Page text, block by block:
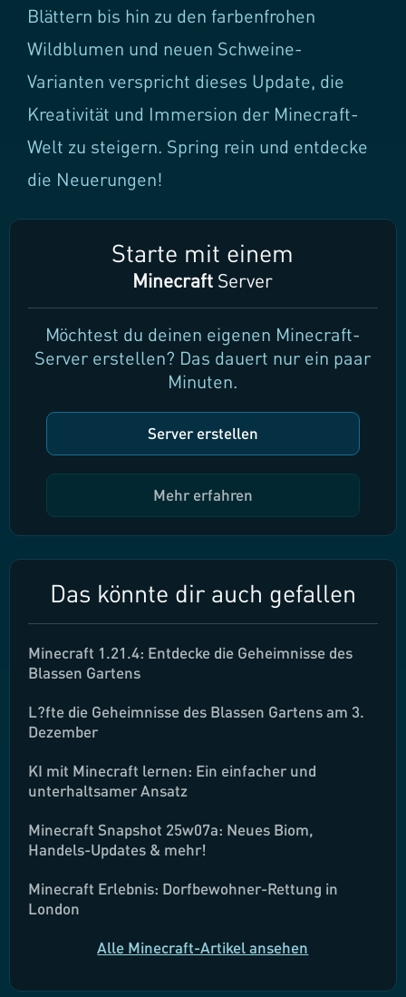
Blättern bis hin zu den farbenfrohen
Wildblumen und neuen Schweine-
Varianten verspricht dieses Update, die
Kreativität und Immersion der Minecraft-
Welt zu steigern. Spring rein und entdecke
die Neuerungen!
Starte mit einem
Minecraft Server
Möchtest du deinen eigenen Minecraft-
Server erstellen? Das dauert nur ein paar
Minuten.
Server erstellen
Mehr erfahren
Das könnte dir auch gefallen
Minecraft 1.21.4: Entdecke die Geheimnisse des
Blassen Gartens
L?fte die Geheimnisse des Blassen Gartens am 3.
Dezember
KI mit Minecraft lernen: Ein einfacher und
unterhaltsamer Ansatz
Minecraft Snapshot 25w07a: Neues Biom,
Handels-Updates & mehr!
Minecraft Erlebnis: Dorfbewohner-Rettung in
London
Alle Minecraft-Artikel ansehen